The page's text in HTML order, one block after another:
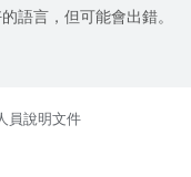
語言，但可能會出錯。
員說明文件